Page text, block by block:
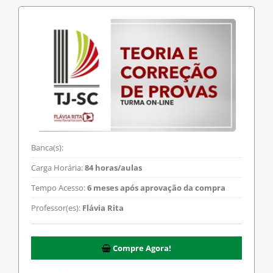
Banca(s):
Carga Horária:84 horas/aulas
Tempo Acesso:6 meses após aprovação da compra
Professor(es): Flávia Rita
Compre Agora!